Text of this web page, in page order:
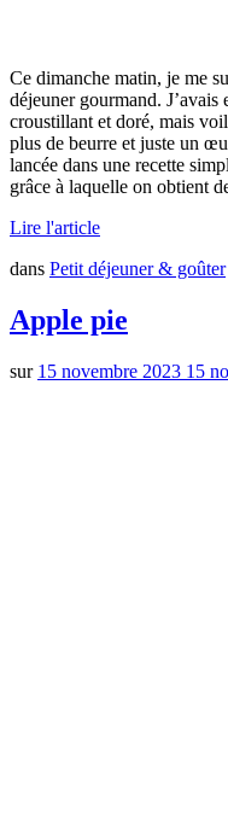
Ce dimanche matin, je me
déjeuner gourmand. J’avais
croustillant et doré, mais
plus de beurre et juste un
lancée dans une recette
grâce à laquelle on obtient
Lire l'article
dans Petit déjeuner & goûter
Apple pie
sur 15 novembre 2023 15